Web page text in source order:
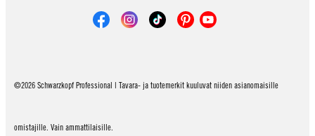
©2026 Schwarzkopf Professional | Tavara- ja tuotemerkit kuuluvat niiden asianomaisille
omistajille. Vain ammattilaisille.